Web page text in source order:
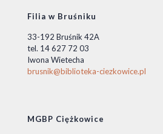
Filia w Bruśniku
33-192 Bruśnik 42A
tel. 14 627 72 03
Iwona Wietecha
brusnik@biblioteka-ciezkowice.pl
MGBP Ciężkowice